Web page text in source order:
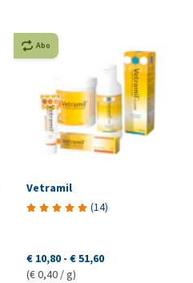
Abo
Vetramil
(14)
€ 10,80 - € 51,60
(€ 0,40 / g)